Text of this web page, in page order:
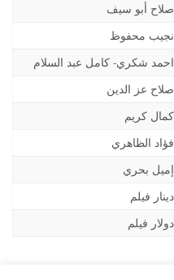
صلاح أبو سيف
نجيب محفوظ
احمد شكري- كامل عبد السلام
صلاح عز الدين
كمال كريم
فؤاد الظاهري
إميل بحري
دينار فيلم
دولار فيلم